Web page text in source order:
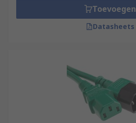
Toevoegen
Datasheets